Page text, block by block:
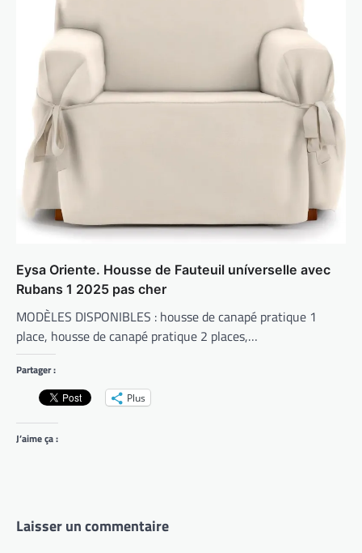
Eysa Oriente. Housse de Fauteuil uníverselle avec
Rubans 1 2025 pas cher
MODÈLES DISPONIBLES : housse de canapé pratique 1
place, housse de canapé pratique 2 places,…
Partager :
Plus
J’aime ça :
Laisser un commentaire